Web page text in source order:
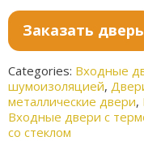
Заказать дверь
Categories: Входные
шумоизоляцией,
металлические двери,
Входные двери с
со стеклом